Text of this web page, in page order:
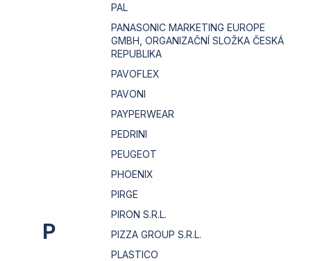
P
PAL
PANASONIC MARKETING EUROPE
GMBH, ORGANIZAČNÍ SLOŽKA ČESKÁ
REPUBLIKA
PAVOFLEX
PAVONI
PAYPERWEAR
PEDRINI
PEUGEOT
PHOENIX
PIRGE
PIRON S.R.L.
PIZZA GROUP S.R.L.
PLASTICO